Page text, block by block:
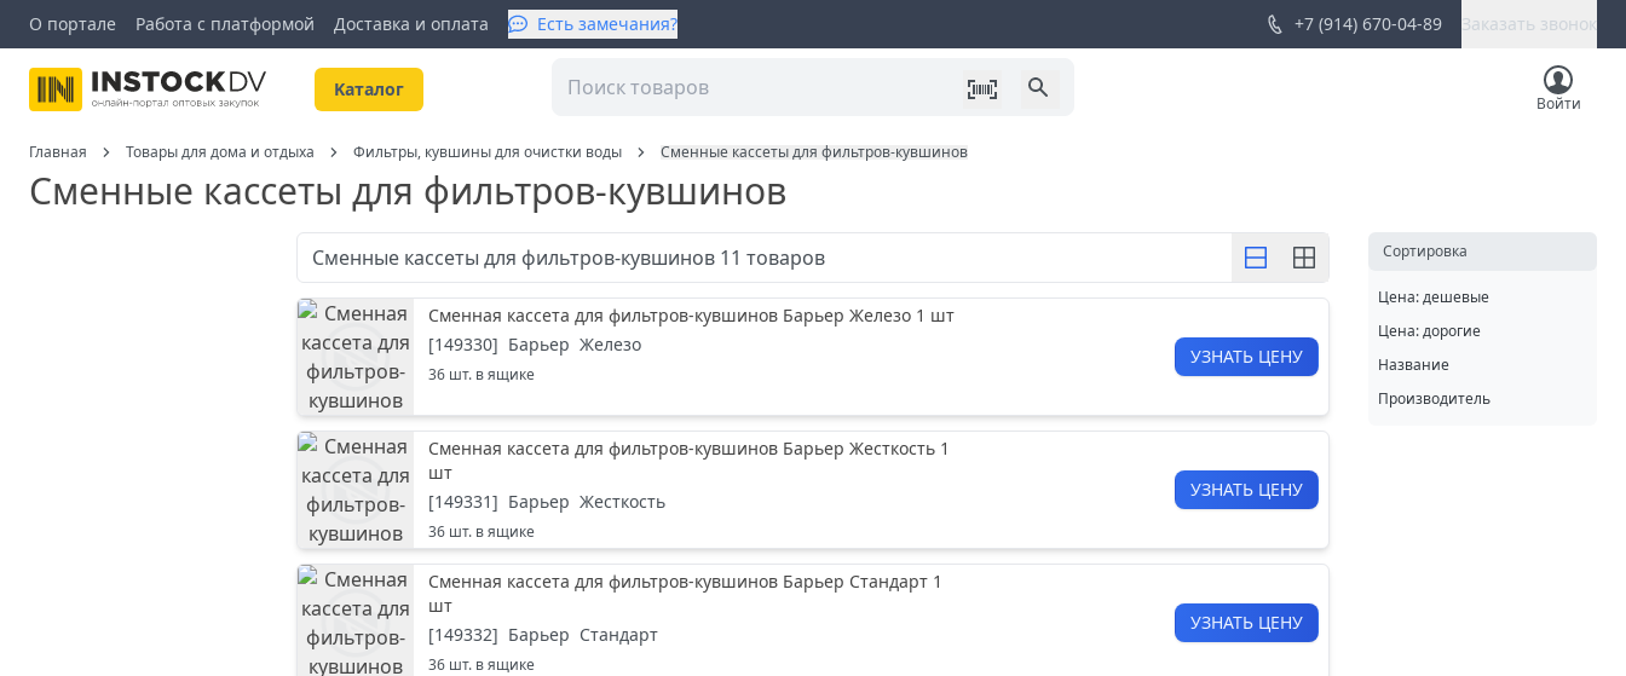
О портале Работа с платформой Доставка и оплата Есть замечания? +7 (914) 670-04-89 Заказать звонок
Kаталог
Войти
Главная Товары для дома и отдыха Фильтры, кувшины для очистки воды Сменные кассеты для фильтров-кувшинов
Сменные кассеты для фильтров-кувшинов
Сменные кассеты для фильтров-кувшинов 11 товаров
Сменная кассета для фильтров-кувшинов Барьер Железо 1 шт
[149330] Барьер Железо
36 шт. в ящике
УЗНАТЬ ЦЕНУ
Сменная кассета для фильтров-кувшинов Барьер Жесткость 1
шт
[149331] Барьер Жесткость
36 шт. в ящике
УЗНАТЬ ЦЕНУ
Сменная кассета для фильтров-кувшинов Барьер Стандарт 1
шт
[149332] Барьер Стандарт
36 шт. в ящике
УЗНАТЬ ЦЕНУ
Cортировка
Цена: дешевые
Цена: дорогие
Название
Производитель